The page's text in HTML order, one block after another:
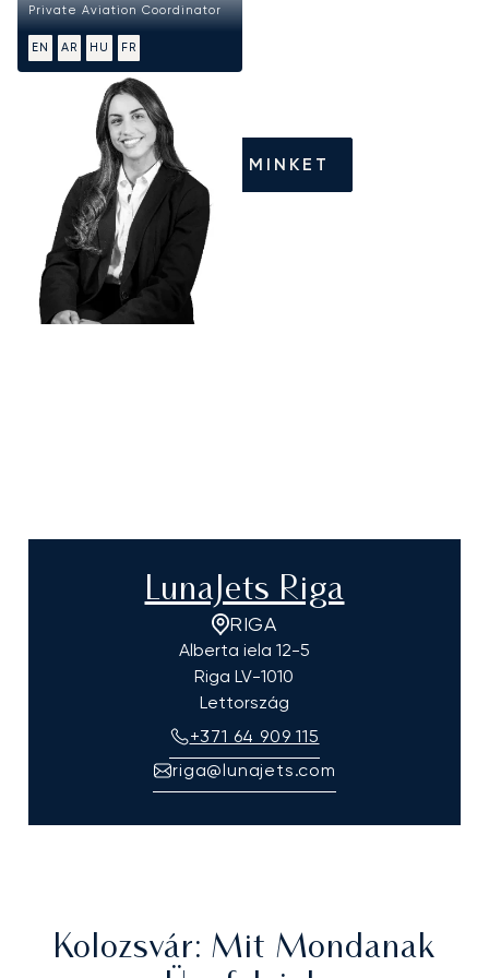
Private Aviation Coordinator
EN AR HU FR
HÍVJON MINKET
LunaJets Riga
RIGA
Alberta iela 12-5
Riga LV-1010
Lettország
+371 64 909 115
riga@lunajets.com
Kolozsvár: Mit Mondanak